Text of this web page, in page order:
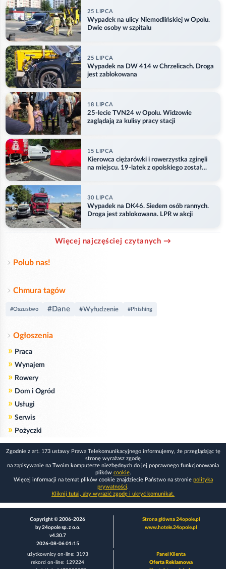
25 LIPCA
Wypadek na ulicy Niemodlińskiej w Opolu.
Dwie osoby w szpitalu
25 LIPCA
Wypadek na DW 414 w Chrzelicach. Droga
jest zablokowana
18 LIPCA
25-lecie TVN24 w Opolu. Widzowie
zaglądają za kulisy pracy stacji
15 LIPCA
Kierowca ciężarówki i rowerzystka zginęli
na miejscu. 19-latek z opolskiego został
30 LIPCA
Wypadek na DK46. Siedem osób rannych.
Droga jest zablokowana. LPR w akcji
Więcej najczęściej czytanych →
Polub nas!
Chmura tagów
#Oszustwo #Dane #Wyłudzenie #Phishing
Ogłoszenia
» Praca
» Wynajem
» Rowery
» Dom i Ogród
» Usługi
» Serwis
» Pożyczki
Zgodnie z art. 173 ustawy Prawa Telekomunikacyjnego informujemy, że przeglądając tę
stronę wyrażasz zgodę
na zapisywanie na Twoim komputerze niezbędnych do jej poprawnego funkcjonowania
plików cookie.
Więcej informacji na temat plików cookie znajdziecie Państwo na stronie polityka
prywatności.
Kliknij tutaj, aby wyrazić zgodę i ukryć komunikat.
Copyright © 2006-2026
by 24opole sp. z o.o.
v4.30.7
2026-08-06 01:15
Strona główna 24opole.pl
www.hotele.24opole.pl
użytkownicy on-line: 3193
rekord on-line: 129224
Panel Klienta
Oferta Reklamowa